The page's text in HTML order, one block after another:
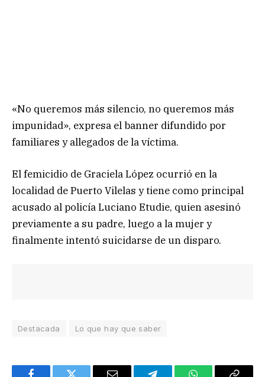
«No queremos más silencio, no queremos más
impunidad», expresa el banner difundido por
familiares y allegados de la víctima.
El femicidio de Graciela López ocurrió en la
localidad de Puerto Vilelas y tiene como principal
acusado al policía Luciano Etudie, quien asesinó
previamente a su padre, luego a la mujer y
finalmente intentó suicidarse de un disparo.
Destacada Lo que hay que saber